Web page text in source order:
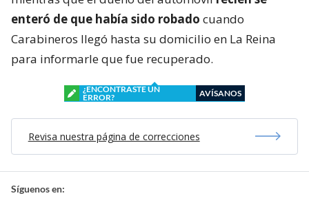
enteró de que había sido robado cuando
Carabineros llegó hasta su domicilio en La Reina
para informarle que fue recuperado.
¿ENCONTRASTE UN
ERROR?
AVÍSANOS
Revisa nuestra página de correcciones
Síguenos en: